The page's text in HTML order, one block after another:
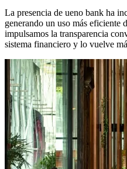
La presencia de ueno bank ha
generando un uso más eficiente
impulsamos la transparencia
sistema financiero y lo vuelve